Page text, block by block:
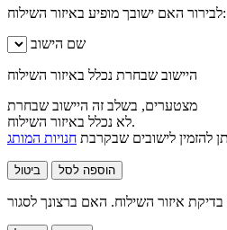
לבירור האם ישובך מופיע באיזור השילוח:
שם הישוב
היישוב שבחרת נכלל באיזור השילוח
מצטערים, בשלב זה היישוב שבחרת
לא נכלל באיזור השילוח.
להזמין לישובים שבקרבת
ביטול הוספה לסל